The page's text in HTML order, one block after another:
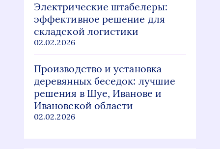
Электрические штабелеры:
эффективное решение для
складской логистики
02.02.2026
Производство и установка
деревянных беседок: лучшие
решения в Шуе, Иванове и
Ивановской области
02.02.2026